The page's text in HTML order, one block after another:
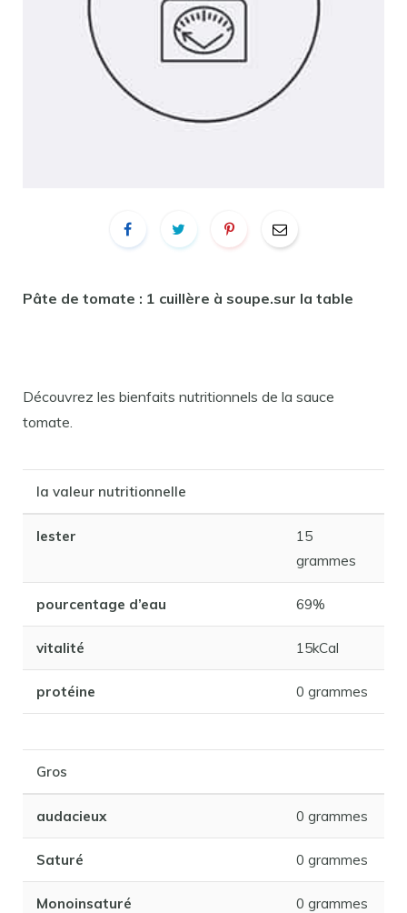
Pâte de tomate : 1 cuillère à soupe.sur la table
Découvrez les bienfaits nutritionnels de la sauce
tomate.
la valeur nutritionnelle
lester
15
grammes
pourcentage d’eau 69%
vitalité 15kCal
protéine 0 grammes
Gros
audacieux 0 grammes
Saturé 0 grammes
Monoinsaturé 0 grammes